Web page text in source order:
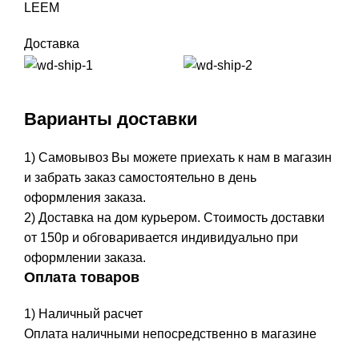
LEEM
Доставка
Варианты доставки
1) Самовывоз Вы можете приехать к нам в магазин
и забрать заказ самостоятельно в день
оформления заказа.
2) Доставка на дом курьером. Стоимость доставки
от 150р и обговаривается индивидуально при
оформлении заказа.
Оплата товаров
1) Наличный расчет
Оплата наличными непосредственно в магазине